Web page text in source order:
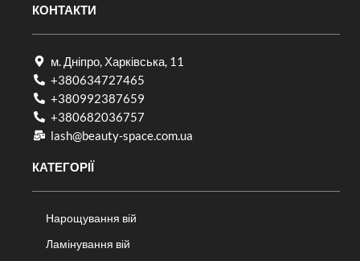
КОНТАКТИ
м. Дніпро, Харківська, 11
+380634727465
+380992387659
+380682036757​
lash@beauty-space.com.ua
КАТЕГОРІЇ
Нарощування вій
Ламінування вій